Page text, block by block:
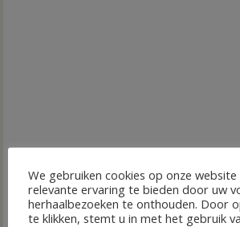
We gebruiken cookies op onze
relevante ervaring te bieden door uw
herhaalbezoeken te onthouden. Door
te klikken, stemt u in met het gebruik